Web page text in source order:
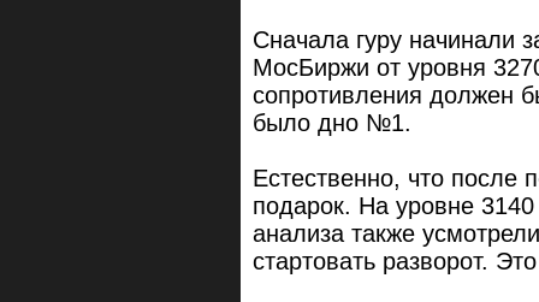
Сначала гуру начинали
МосБиржи от уровня
сопротивления должен
было дно №1.
Естественно, что после
подарок. На уровне 3140
анализа также
стартовать разворот.